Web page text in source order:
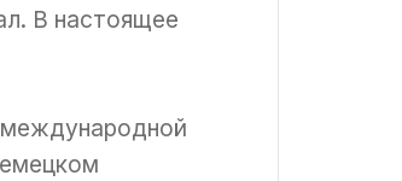
В настоящее